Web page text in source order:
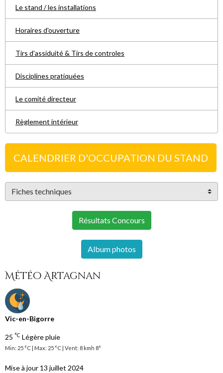
Le stand / les installations
Horaires d'ouverture
Tirs d'assiduité & Tirs de controles
Disciplines pratiquées
Le comité directeur
Règlement intérieur
CALENDRIER D'OCCUPATION DU STAND
Résultats Concours
Album photos
Météo Artagnan
Vic-en-Bigorre
25 °C Légère pluie
Min: 25 °C | Max: 25 °C | Vent: 8 kmh 8°
Mise à jour 13 juillet 2024